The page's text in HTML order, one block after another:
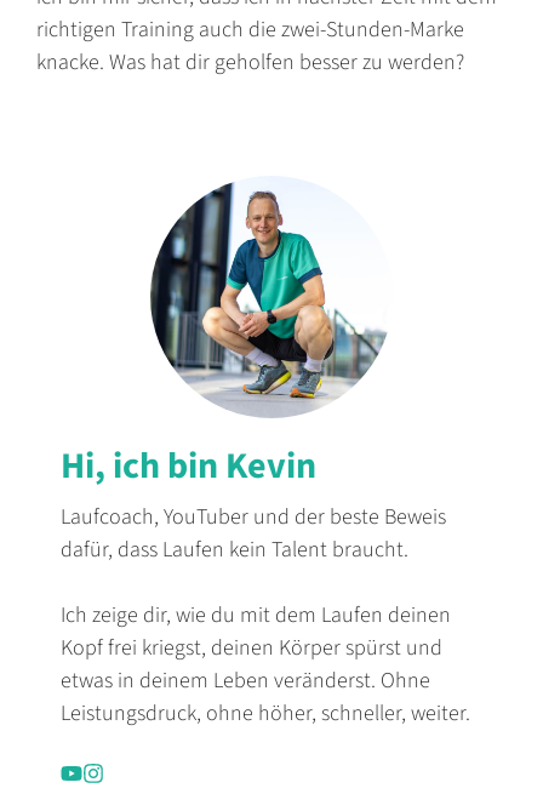
richtigen Training auch die zwei-Stunden-Marke
knacke. Was hat dir geholfen besser zu werden?
Hi, ich bin Kevin
Laufcoach, YouTuber und der beste Beweis
dafür, dass Laufen kein Talent braucht.
Ich zeige dir, wie du mit dem Laufen deinen
Kopf frei kriegst, deinen Körper spürst und
etwas in deinem Leben veränderst. Ohne
Leistungsdruck, ohne höher, schneller, weiter.